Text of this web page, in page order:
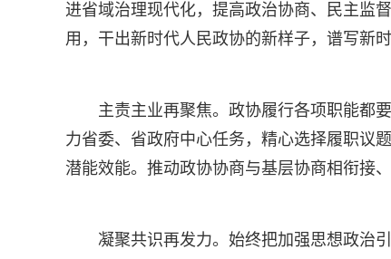
进省域治理现代化，提高政治协商、民主监
用，干出新时代人民政协的新样子，谱写新
主责主业再聚焦。政协履行各项职能都
力省委、省政府中心任务，精心选择履职议
潜能效能。推动政协协商与基层协商相衔接
凝聚共识再发力。始终把加强思想政治